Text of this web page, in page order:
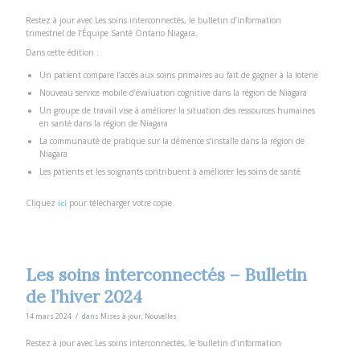
Restez à jour avec Les soins interconnectés, le bulletin d’information
trimestriel de l’Équipe Santé Ontario Niagara.
Dans cette édition :
Un patient compare l’accès aux soins primaires au fait de gagner à la loterie
Nouveau service mobile d’évaluation cognitive dans la région de Niagara
Un groupe de travail vise à améliorer la situation des ressources humaines
en santé dans la région de Niagara
La communauté de pratique sur la démence s’installe dans la région de
Niagara
Les patients et les soignants contribuent à améliorer les soins de santé
Cliquezici pour télécharger votre copie.
Les soins interconnectés – Bulletin
de l’hiver 2024
14 mars 2024 / dans Mises à jour Nouvelles
Restez à jour avec Les soins interconnectés, le bulletin d’information